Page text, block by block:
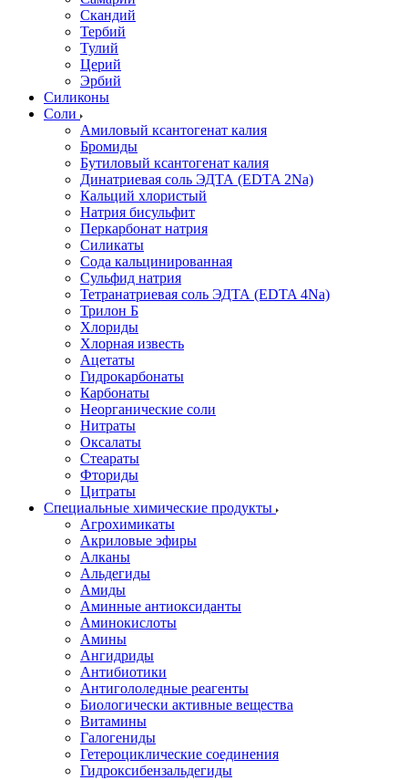
Скандий
Тербий
Тулий
Церий
Эрбий
Силиконы
Соли
Амиловый ксантогенат калия
Бромиды
Бутиловый ксантогенат калия
Динатриевая соль ЭДТА (EDTA 2Na)
Кальций хлористый
Натрия бисульфит
Перкарбонат натрия
Силикаты
Сода кальцинированная
Сульфид натрия
Тетранатриевая соль ЭДТА (EDTA 4Na)
Трилон Б
Хлориды
Хлорная известь
Ацетаты
Гидрокарбонаты
Карбонаты
Неорганические соли
Нитраты
Оксалаты
Стеараты
Фториды
Цитраты
Специальные химические продукты
Агрохимикаты
Акриловые эфиры
Алканы
Альдегиды
Амиды
Аминные антиоксиданты
Аминокислоты
Амины
Ангидриды
Антибиотики
Антигололедные реагенты
Биологически активные вещества
Витамины
Галогениды
Гетероциклические соединения
Гидроксибензальдегиды